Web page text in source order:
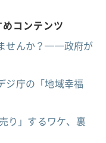
コンテンツ
せんか？──政府が
ジ庁の「地域幸福
り」するワケ、裏